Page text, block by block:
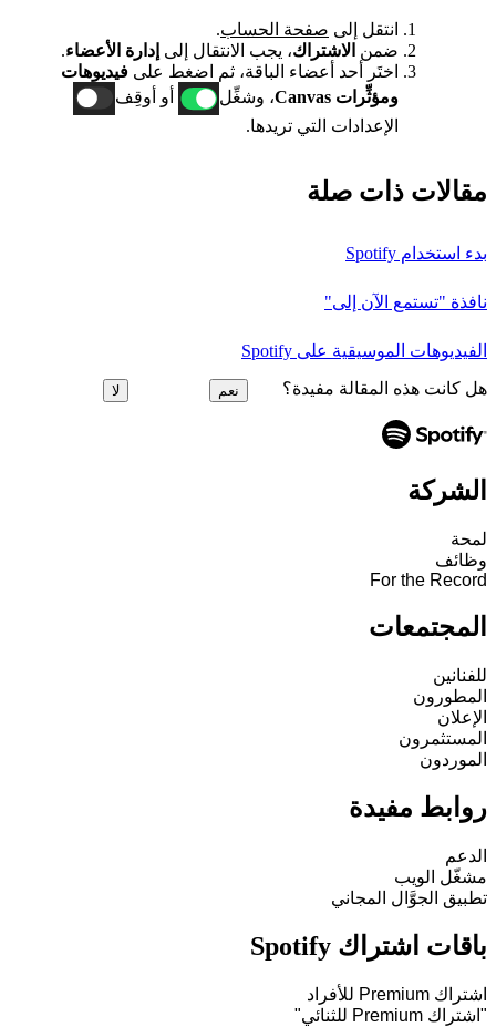
انتقل إلى صفحة الحساب.
ضمن الاشتراك، يجب الانتقال إلى إدارة الأعضاء.
اختَر أحد أعضاء الباقة، ثم اضغط على فيديوهات
ومؤثِّرات Canvas
، وشغِّل
أو أوقِف
الإعدادات التي تريدها.
مقالات ذات صلة
بدء استخدام Spotify
نافذة "تستمع الآن إلى"
الفيديوهات الموسيقية على Spotify
هل كانت هذه المقالة مفيدة؟ نعم لا
الشركة
لمحة
وظائف
For the Record
المجتمعات
للفنانين
المطورون
الإعلان
المستثمرون
الموردون
روابط مفيدة
الدعم
مشغّل الويب
تطبيق الجوَّال المجاني
باقات اشتراك Spotify
اشتراك Premium للأفراد
"اشتراك Premium للثنائي"